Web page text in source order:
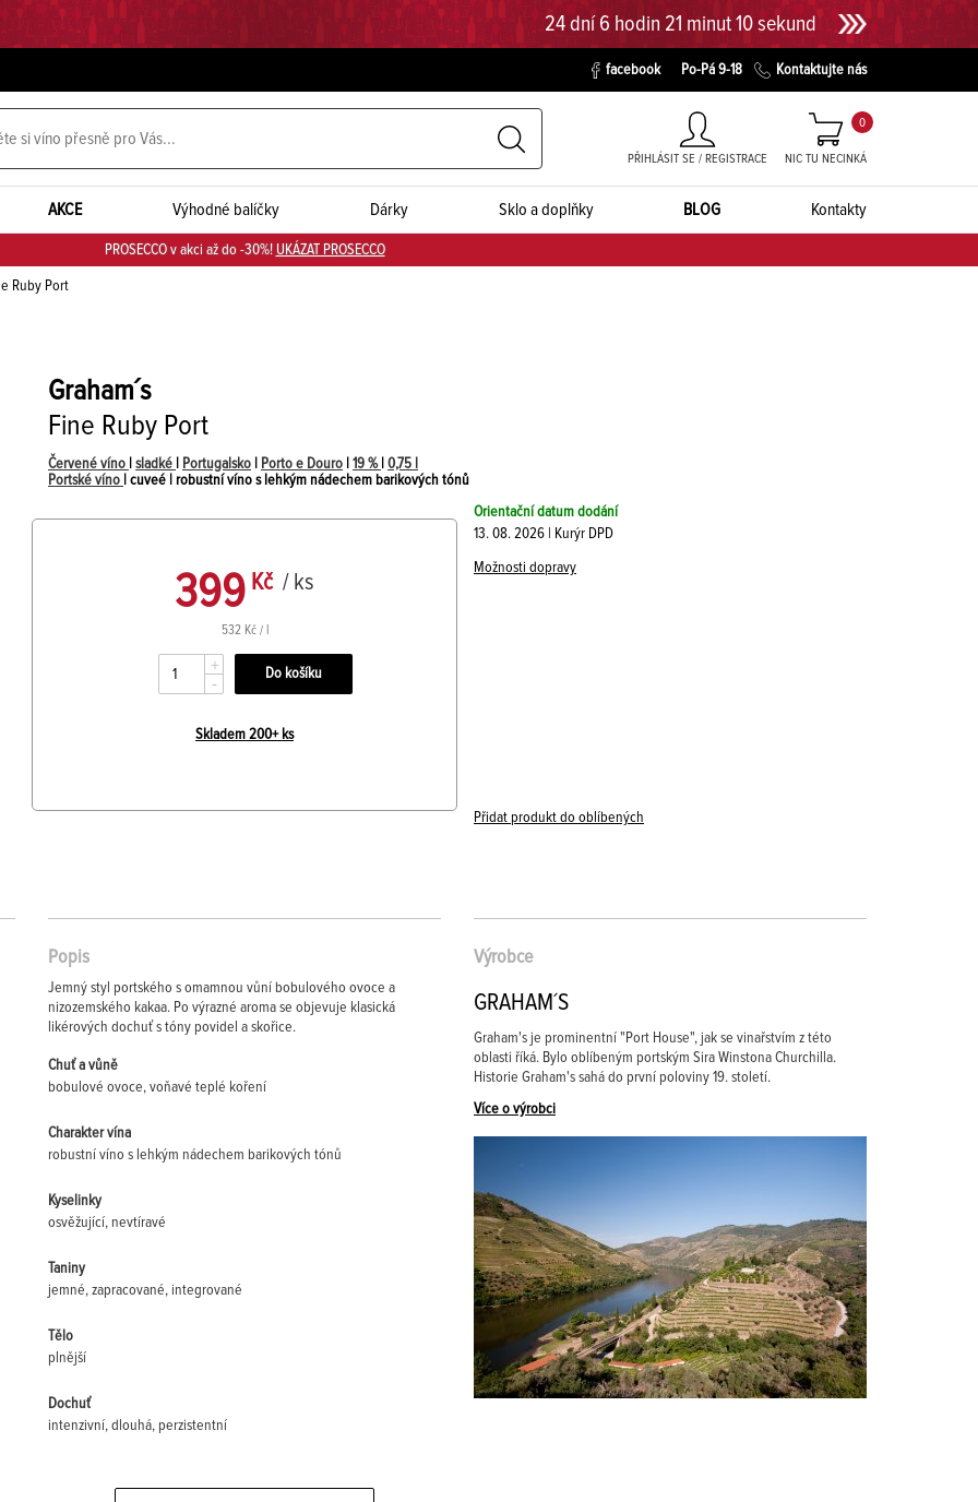
24 dní 6 hodin 21 minut 9 sekund
facebook Po-Pá 9-18 Kontaktujte nás
PŘIHLÁSIT SE / REGISTRACE NIC TU NECINKÁ
0
AKCE Výhodné balíčky Dárky Sklo a doplňky BLOG Kontakty
PROSECCO v akci až do -30%! UKÁZAT PROSECCO
Ruby Port
Graham´s
Fine Ruby Port
Červené víno sladké Portugalsko Porto e Douro 19 % 0,75 l
Portské víno
| cuveé | robustní víno s lehkým nádechem barikových tónů
399 Kč / ks
532 Kč / l
+
-
Skladem 200+ ks
Orientační datum dodání
13. 08. 2026 | Kurýr DPD
Možnosti dopravy
Přidat produkt do oblíbených
Popis
Jemný styl portského s omamnou vůní bobulového ovoce a
nizozemského kakaa. Po výrazné aroma se objevuje klasická
likérových dochuť s tóny povidel a skořice.
Chuť a vůně
bobulové ovoce, voňavé teplé koření
Charakter vína
robustní víno s lehkým nádechem barikových tónů
Kyselinky
osvěžující, nevtíravé
Taniny
jemné, zapracované, integrované
Tělo
plnější
Dochuť
intenzivní, dlouhá, perzistentní
Výrobce
GRAHAM´S
Graham's je prominentní "Port House", jak se vinařstvím z této
oblasti říká. Bylo oblíbeným portským Sira Winstona Churchilla.
Historie Graham's sahá do první poloviny 19. století.
Více o výrobci